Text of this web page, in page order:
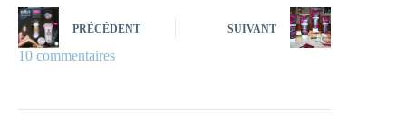
PRÉCÉDENT SUIVANT
10 commentaires